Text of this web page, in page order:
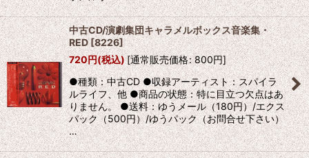
中古CD/演劇集団キャラメルボックス音楽集・
RED [8226]
720円(税込) [通常販売価格: 800円]
●種類：中古CD ●収録アーティスト：スパイラ
ルライフ、他 ●商品の状態：特に目立つ欠点はあ
りません。 ●送料：ゆうメール（180円）/エクス
パック（500円）/ゆうパック（お問合せ下さい）
…